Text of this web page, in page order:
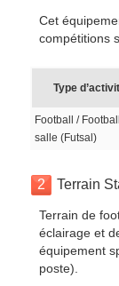
Cet
compétitions
Type
Football /
salle (Futsal)
2 Terrain
Terrain de
éclairage et
équipement
poste).